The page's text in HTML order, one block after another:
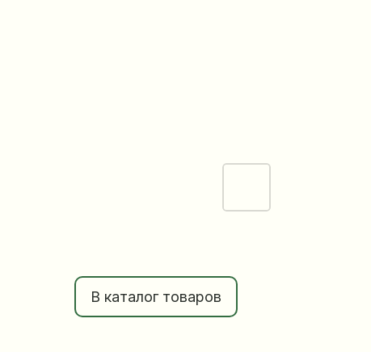
В каталог товаров